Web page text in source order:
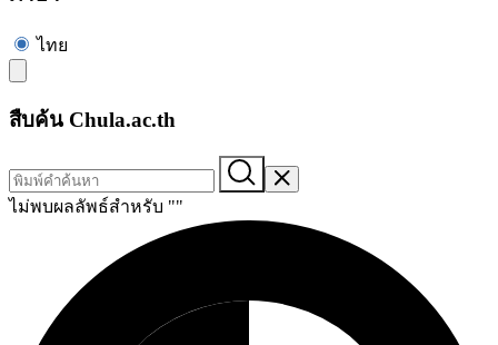
ไทย
สืบค้น Chula.ac.th
ไม่พบผลลัพธ์สำหรับ ""